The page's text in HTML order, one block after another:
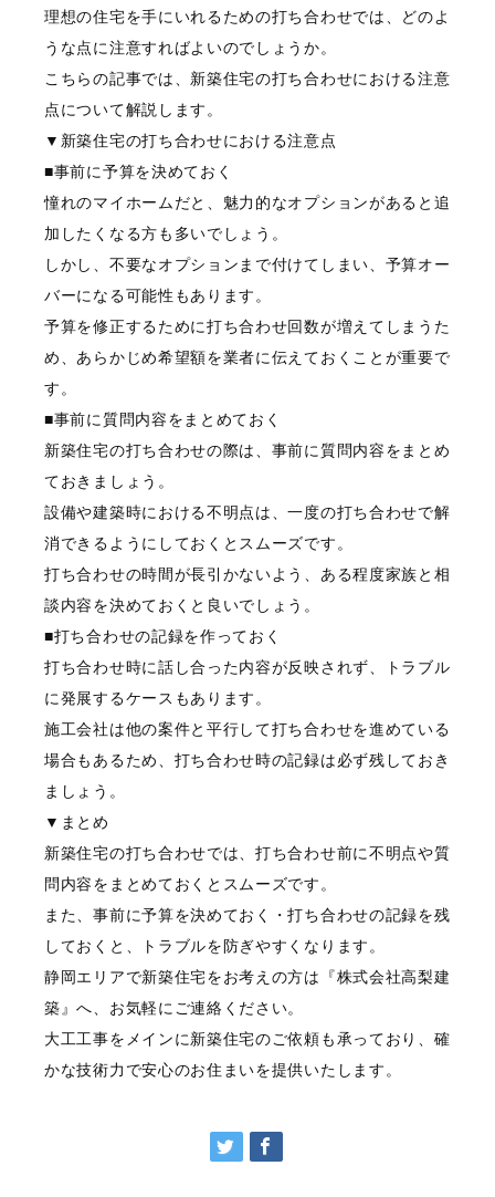
理想の住宅を手にいれるための打ち合わせでは、どのよ
うな点に注意すればよいのでしょうか。
こちらの記事では、新築住宅の打ち合わせにおける注意
点について解説します。
▼新築住宅の打ち合わせにおける注意点
■事前に予算を決めておく
憧れのマイホームだと、魅力的なオプションがあると追
加したくなる方も多いでしょう。
しかし、不要なオプションまで付けてしまい、予算オー
バーになる可能性もあります。
予算を修正するために打ち合わせ回数が増えてしまうた
め、あらかじめ希望額を業者に伝えておくことが重要で
す。
■事前に質問内容をまとめておく
新築住宅の打ち合わせの際は、事前に質問内容をまとめ
ておきましょう。
設備や建築時における不明点は、一度の打ち合わせで解
消できるようにしておくとスムーズです。
打ち合わせの時間が長引かないよう、ある程度家族と相
談内容を決めておくと良いでしょう。
■打ち合わせの記録を作っておく
打ち合わせ時に話し合った内容が反映されず、トラブル
に発展するケースもあります。
施工会社は他の案件と平行して打ち合わせを進めている
場合もあるため、打ち合わせ時の記録は必ず残しておき
ましょう。
▼まとめ
新築住宅の打ち合わせでは、打ち合わせ前に不明点や質
問内容をまとめておくとスムーズです。
また、事前に予算を決めておく・打ち合わせの記録を残
しておくと、トラブルを防ぎやすくなります。
静岡エリアで新築住宅をお考えの方は『株式会社高梨建
築』へ、お気軽にご連絡ください。
大工工事をメインに新築住宅のご依頼も承っており、確
かな技術力で安心のお住まいを提供いたします。